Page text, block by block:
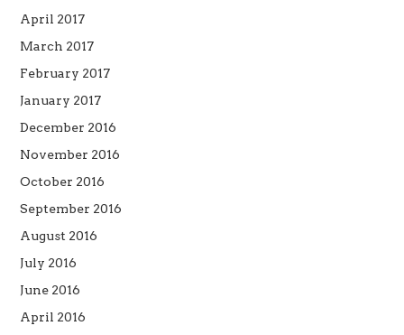
April 2017
March 2017
February 2017
January 2017
December 2016
November 2016
October 2016
September 2016
August 2016
July 2016
June 2016
April 2016